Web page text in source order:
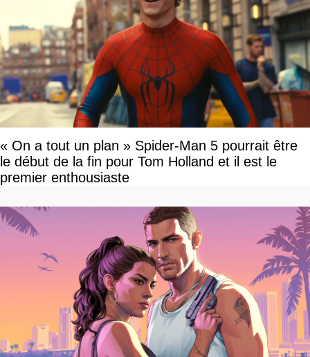
« On a tout un plan » Spider-Man 5 pourrait être
le début de la fin pour Tom Holland et il est le
premier enthousiaste